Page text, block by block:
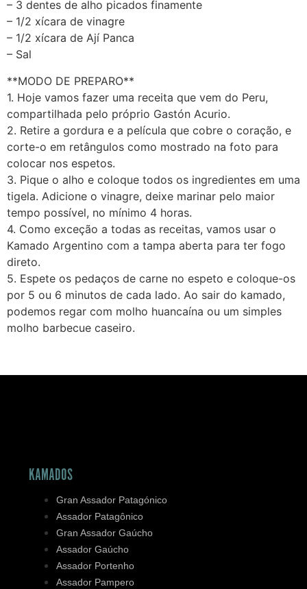
– 3 dentes de alho picados finamente
– 1/2 xícara de vinagre
– 1/2 xícara de Ají Panca
– Sal
**MODO DE PREPARO**
1. Hoje vamos fazer uma receita que vem do Peru,
compartilhada pelo próprio Gastón Acurio.
2. Retire a gordura e a película que cobre o coração, e
corte-o em retângulos como mostrado na foto para
colocar nos espetos.
3. Pique o alho e coloque todos os ingredientes em uma
tigela. Adicione o vinagre, deixe marinar pelo maior
tempo possível, no mínimo 4 horas.
4. Como exceção a todas as receitas, vamos usar o
Kamado Argentino com a tampa aberta para ter fogo
direto.
5. Espete os pedaços de carne no espeto e coloque-os
por 5 ou 6 minutos de cada lado. Ao sair do kamado,
podemos regar com molho huancaína ou um simples
molho barbecue caseiro.
KAMADOS
Gran Assador Patagónico
Assador Patagônico
Gran Assador Gaúcho
Assador Gaúcho
Assador Portenho
Assador Pampero